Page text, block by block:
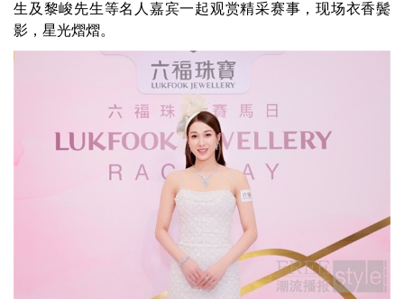
生及黎峻先生等名人嘉宾一起观赏精采赛事，现场衣香鬓
影，星光熠熠。